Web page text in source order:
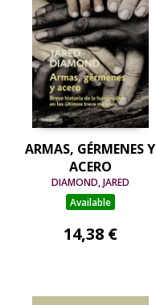
ARMAS, GÉRMENES Y
ACERO
DIAMOND, JARED
Available
14,38 €